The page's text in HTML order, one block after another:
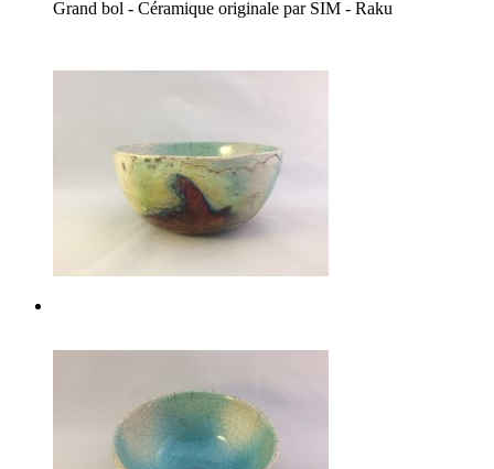
Grand bol - Céramique originale par SIM - Raku